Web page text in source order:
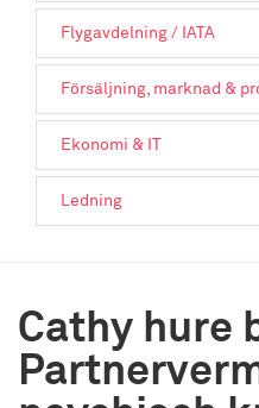
Flygavdelning / IATA
Försäljning, marknad &
Ekonomi & IT
Ledning
Cathy hure